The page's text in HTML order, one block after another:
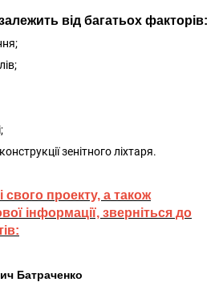
від багатьох факторів:
зенітного ліхтаря.
свого проекту, а також
інформації, зверніться до
Батраченко